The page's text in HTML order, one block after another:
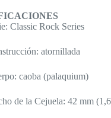
Classic Rock Series
atornillada
caoba (palaquium)
de la Cejuela: 42 mm